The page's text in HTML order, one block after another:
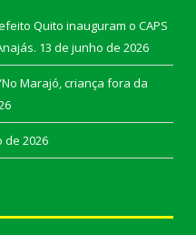
Quito inauguram o CAPS
13 de junho de 2026
“No Marajó, criança fora da
de 2026